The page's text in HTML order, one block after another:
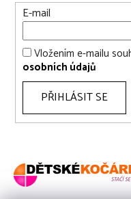
výjimečně bohaté a
stříška se sluneční
přenášení
praktická funkce
pojistky k zajištění
4-polohové
Easy folding systém
inteligent buttons
E-mail
Vložením e-mailu
osobních údajů
PŘIHLÁSIT SE